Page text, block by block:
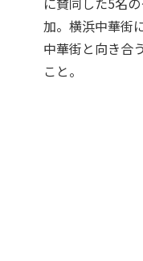
加。横浜中華街
中華街と向き合
こと。